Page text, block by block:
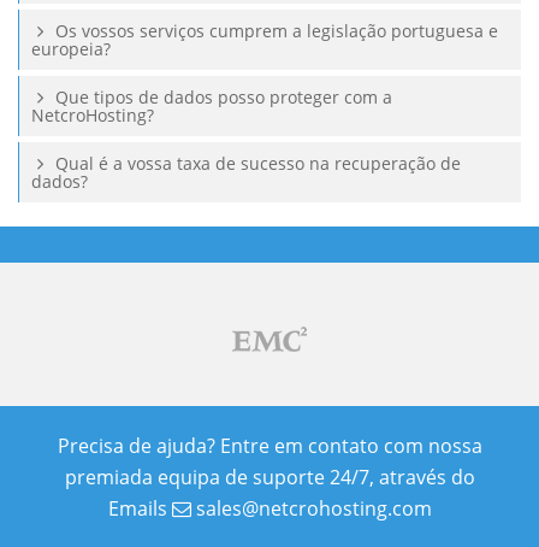
Os vossos serviços cumprem a legislação portuguesa e
europeia?
Que tipos de dados posso proteger com a
NetcroHosting?
Qual é a vossa taxa de sucesso na recuperação de
dados?
Precisa de ajuda? Entre em contato com nossa
premiada equipa de suporte 24/7, através do
Emails
sales@netcrohosting.com